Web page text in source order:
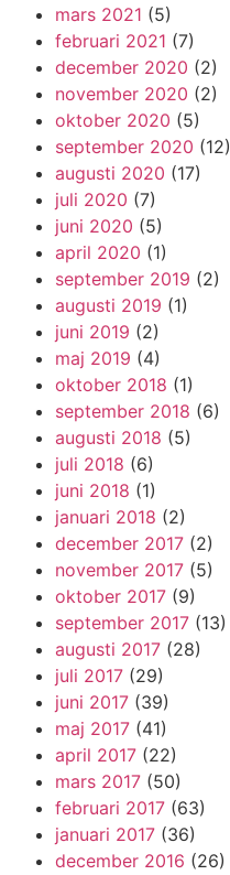
mars 2021 (5)
februari 2021 (7)
december 2020 (2)
november 2020 (2)
oktober 2020 (5)
september 2020 (12)
augusti 2020 (17)
juli 2020 (7)
juni 2020 (5)
april 2020 (1)
september 2019 (2)
augusti 2019 (1)
juni 2019 (2)
maj 2019 (4)
oktober 2018 (1)
september 2018 (6)
augusti 2018 (5)
juli 2018 (6)
juni 2018 (1)
januari 2018 (2)
december 2017 (2)
november 2017 (5)
oktober 2017 (9)
september 2017 (13)
augusti 2017 (28)
juli 2017 (29)
juni 2017 (39)
maj 2017 (41)
april 2017 (22)
mars 2017 (50)
februari 2017 (63)
januari 2017 (36)
december 2016 (26)